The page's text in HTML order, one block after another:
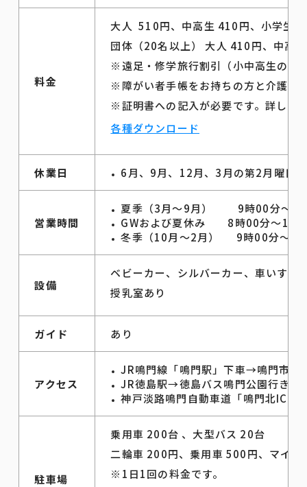
料金
大人 510円、中高生 410円、小学生
団体（20名以上） 大人 410円、中高
※遠足・修学旅行割引（小中高生の学
※障がい者手帳をお持ちの方と介護
※証明書への記入が必要です。詳しく
各種ダウンロード
休業日 6月、9月、12月、3月の第2月曜日
営業時間
夏季（3月～9月） 9時00分～
GWおよび夏休み 8時00分～19
冬季（10月～2月） 9時00分～
設備
ベビーカー、シルバーカー、車いす、
授乳室あり
ガイド あり
アクセス
JR鳴門線「鳴門駅」下車→鳴門市営
JR徳島駅→徳島バス鳴門公園行き（
神戸淡路鳴門自動車道「鳴門北IC」
駐車場
乗用車 200台 、大型バス 20台
二輪車 200円、乗用車 500円、マイ
※1日1回の料金です。